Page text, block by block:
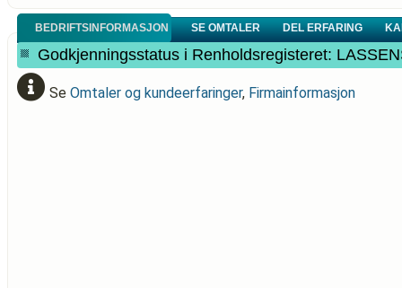
BEDRIFTSINFORMASJON SE OMTALER DEL ERFARING
Godkjenningsstatus i Renholdsregisteret:
Se Omtaler og kundeerfaringer, Firmainformasjon